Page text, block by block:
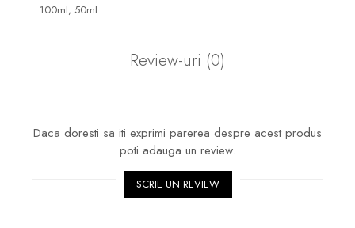
100ml, 50ml
Review-uri (0)
Daca doresti sa iti exprimi parerea despre acest produs
poti adauga un review.
SCRIE UN REVIEW